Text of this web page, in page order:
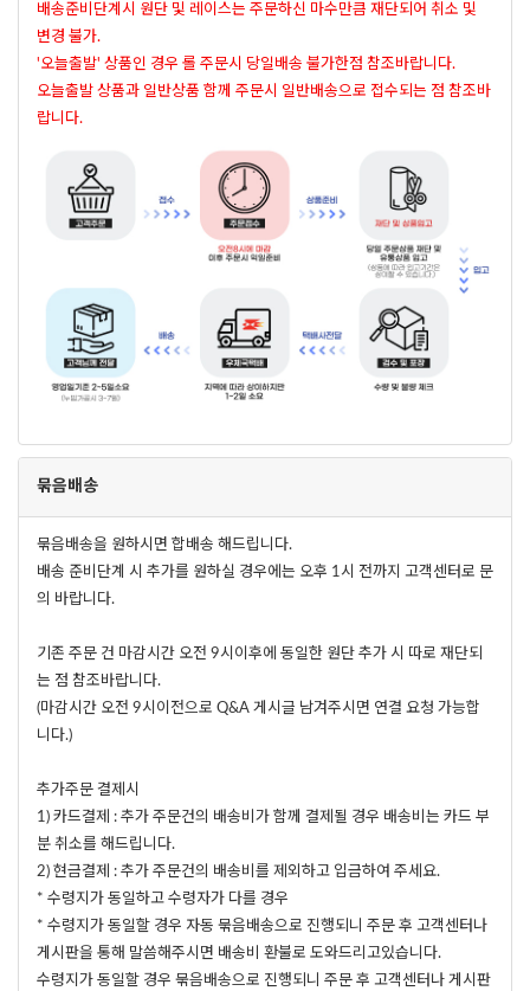
배송준비단계시 원단 및 레이스는 주문하신 마수만큼 재단되어 취소 및
변경 불가.
'오늘출발' 상품인 경우 롤 주문시 당일배송 불가한점 참조바랍니다.
오늘출발 상품과 일반상품 함께 주문시 일반배송으로 접수되는 점 참조바
랍니다.
묶음배송
묶음배송을 원하시면 합배송 해드립니다.
배송 준비단계 시 추가를 원하실 경우에는 오후 1시 전까지 고객센터로 문
의 바랍니다.
기존 주문 건 마감시간 오전 9시이후에 동일한 원단 추가 시 따로 재단되
는 점 참조바랍니다.
(마감시간 오전 9시이전으로 Q&A 게시글 남겨주시면 연결 요청 가능합
니다.)
추가주문 결제시
1) 카드결제 : 추가 주문건의 배송비가 함께 결제될 경우 배송비는 카드 부
분 취소를 해드립니다.
2) 현금결제 : 추가 주문건의 배송비를 제외하고 입금하여 주세요.
* 수령지가 동일하고 수령자가 다를 경우
* 수령지가 동일할 경우 자동 묶음배송으로 진행되니 주문 후 고객센터나
게시판을 통해 말씀해주시면 배송비 환불로 도와드리고있습니다.
수령지가 동일할 경우 묶음배송으로 진행되니 주문 후 고객센터나 게시판